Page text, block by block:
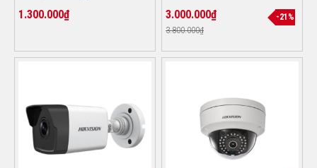
1.300.000₫ 3.000.000₫
3.800.000₫
-21%